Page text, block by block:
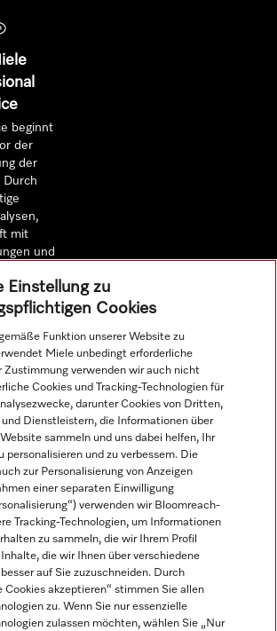
beginnt
der
der
Durch
mit
und
Mehr erfahren
Einstellung zu
Cookies
Funktion unserer Website zu
Miele unbedingt erforderliche
Zustimmung verwenden wir auch nicht
Cookies und Tracking-Technologien für
darunter Cookies von Dritten,
und Dienstleistern, die Informationen über
sammeln und uns dabei helfen, Ihr
personalisieren und zu verbessern. Die
zur Personalisierung von Anzeigen
einer separaten Einwilligung
verwenden wir Bloomreach-
Tracking-Technologien, um Informationen
zu sammeln, die wir Ihrem Profil
die wir Ihnen über verschiedene
auf Sie zuzuschneiden. Durch
Cookies akzeptieren“ stimmen Sie allen
zu. Wenn Sie nur essenzielle
zulassen möchten, wählen Sie „Nur